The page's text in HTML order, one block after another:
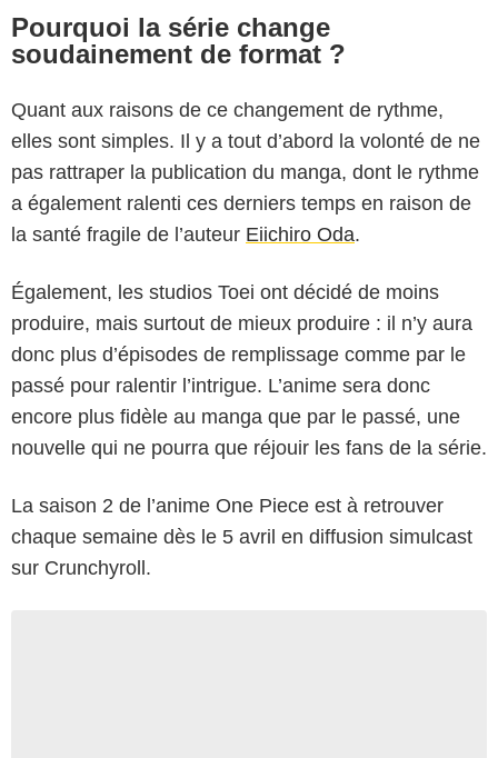
Pourquoi la série change
soudainement de format ?
Quant aux raisons de ce changement de rythme,
elles sont simples. Il y a tout d’abord la volonté de ne
pas rattraper la publication du manga, dont le rythme
a également ralenti ces derniers temps en raison de
la santé fragile de l’auteur Eiichiro Oda.
Également, les studios Toei ont décidé de moins
produire, mais surtout de mieux produire : il n’y aura
donc plus d’épisodes de remplissage comme par le
passé pour ralentir l’intrigue. L’anime sera donc
encore plus fidèle au manga que par le passé, une
nouvelle qui ne pourra que réjouir les fans de la série.
La saison 2 de l’anime One Piece est à retrouver
chaque semaine dès le 5 avril en diffusion simulcast
sur Crunchyroll.